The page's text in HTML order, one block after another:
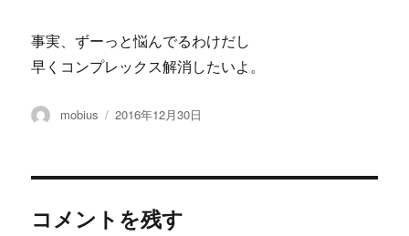
事実、ずーっと悩んでるわけだし
早くコンプレックス解消したいよ。
投
mobius
投
2016年12月30日
コメントを残す